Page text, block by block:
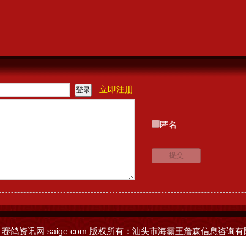
立即注册
匿名
赛鸽资讯网 saige.com 版权所有：汕头市海霸王詹森信息咨询有